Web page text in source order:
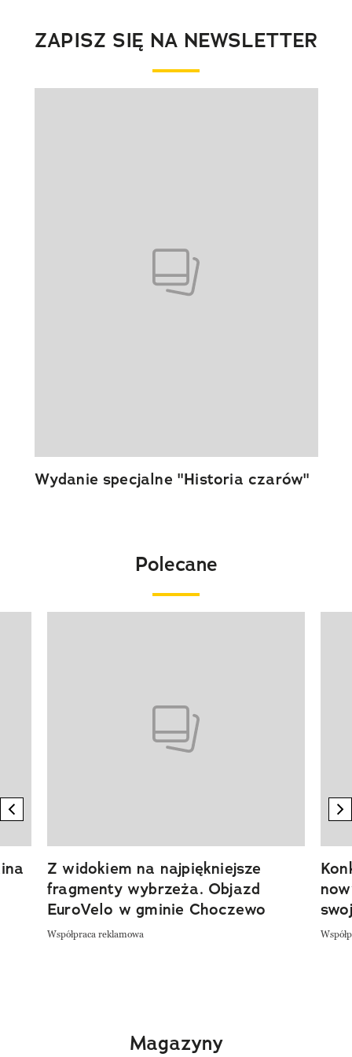
ZAPISZ SIĘ NA NEWSLETTER
Wydanie specjalne "Historia czarów"
Polecane
previous element
Z widokiem na najpiękniejsze
fragmenty wybrzeża. Objazd
EuroVelo w gminie Choczewo
Współpraca reklamowa
Magazyny